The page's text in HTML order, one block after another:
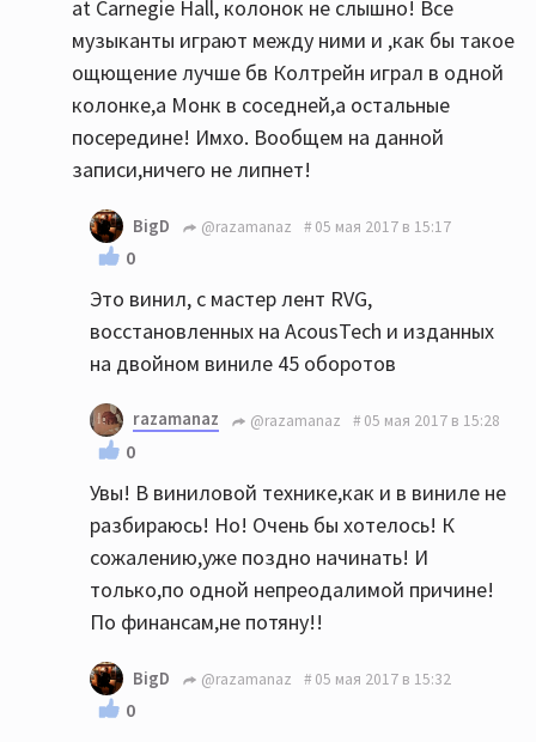
at Carnegie Hall, колонок не слышно! Все
музыканты играют между ними и ,как бы такое
ощющение лучше бв Колтрейн играл в одной
колонке,а Монк в соседней,а остальные
посередине! Имхо. Вообщем на данной
записи,ничего не липнет!
BigD @razamanaz 05 мая 2017 в 15:17
0
Это винил, с мастер лент RVG,
восстановленных на AcousTech и изданных
на двойном виниле 45 оборотов
razamanaz @razamanaz 05 мая 2017 в 15:28
0
Увы! В виниловой технике,как и в виниле не
разбираюсь! Но! Очень бы хотелось! К
сожалению,уже поздно начинать! И
только,по одной непреодалимой причине!
По финансам,не потяну!!
BigD @razamanaz 05 мая 2017 в 15:32
0